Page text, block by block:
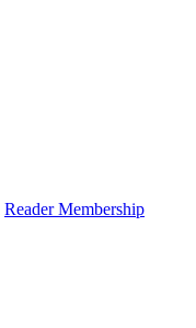
Reader Membership